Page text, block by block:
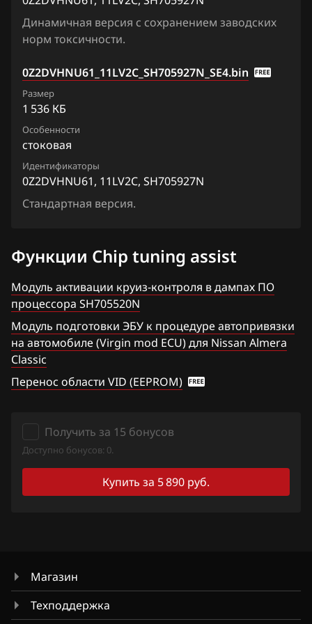
Fiat
Ford
Forthing
Foton
GAC
Geely
Genesis
Haima
Haval
Hawtai
Honda
Howo
Hummer
Hyundai
Isuzu
Iveco
Qashqai, Dualis, Rogue
Sentra
Serena
Skyline
Stagea
Teana (J32)
Tiida
Tiida 1.6 Turbo 190hp
Titan
Versa Note
X-Trail 2.0
X-Trail 2.5
0Z2DVHNU7_11ZT1A_SH705927N
0Z2DVHNU7_11ZT1B_SH705927N
0Z2DX4N3_15ZK0A_SH705927N
0Z2DX4N3_15ZK1A_SH705927N
1APEGSE9_1VC820_SH705507N
2Z2D8PN4_11V89A_SH705927N
2Z2D8PN4_11ZT0D_SH705927N
Динамичная версия с сохранением заводских
норм токсичности.
0Z2DVHNU61_11LV2C_SH705927N_SE4.bin
Размер
1 536 КБ
Особенности
стоковая
Идентификаторы
0Z2DVHNU61, 11LV2C, SH705927N
Стандартная версия.
Функции Chip tuning assist
Модуль активации круиз-контроля в дампах ПО
процессора SH705520N
Модуль подготовки ЭБУ к процедуре автопривязки
на автомобиле (Virgin mod ECU) для Nissan Almera
Classic
Перенос области VID (EEPROM)
Получить за 15 бонусов
Доступно бонусов: 0.
Купить за 5 890 руб.
Магазин
Техподдержка